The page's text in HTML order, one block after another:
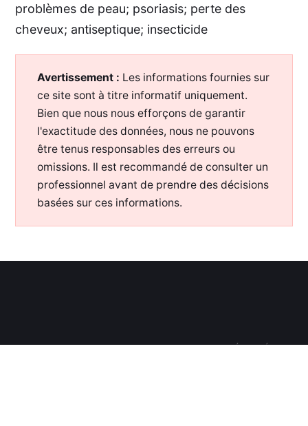
problèmes de peau; psoriasis; perte des
cheveux; antiseptique; insecticide
Avertissement : Les informations fournies sur
ce site sont à titre informatif uniquement.
Bien que nous nous efforçons de garantir
l'exactitude des données, nous ne pouvons
être tenus responsables des erreurs ou
omissions. Il est recommandé de consulter un
professionnel avant de prendre des décisions
basées sur ces informations.
WWW.OTORONGO.FR—2026— TOUS DROITS RÉSERVÉS —